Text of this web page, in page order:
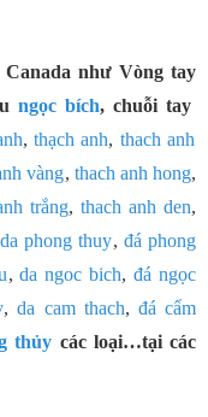
như Vòng tay
ngọc bích, chuỗi tay
, thạch anh, thach anh
vàng, thach anh hong,
trắng,thach anh den,
da phong thuy, đá phong
,da ngoc bich,đá ngọc
,da cam thach, đá cẩm
thủy các loại…tại các